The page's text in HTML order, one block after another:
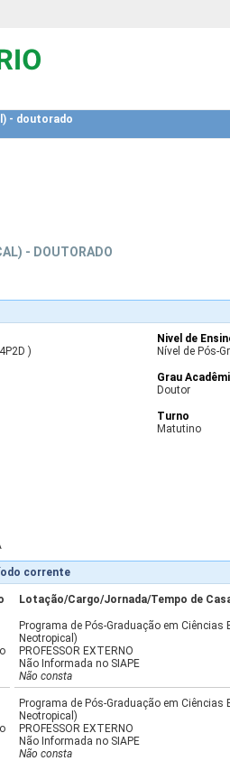
- doutorado
- DOUTORADO
)
Nivel de
Nível de Pós-
Grau
Doutor
Turno
Matutino
corrente
Lotação/Cargo/Jornada/Tempo de
Programa de Pós-Graduação em
Neotropical)
PROFESSOR EXTERNO
Não Informada no SIAPE
Não consta
Programa de Pós-Graduação em
Neotropical)
PROFESSOR EXTERNO
Não Informada no SIAPE
Não consta